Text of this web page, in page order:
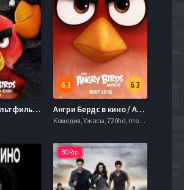
Рецензия к мультфильму "Angry Birds в кино (2016)"
6.3
6.3
Ангри Бердс в кино / Angry Birds в кино (2016)
Комедия, Ужасы, 720hd, mobilen, , Слайдер
BDRip